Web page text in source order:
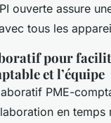
ouverte assure
tous les
pour
et l’équipe
PME-
en temps